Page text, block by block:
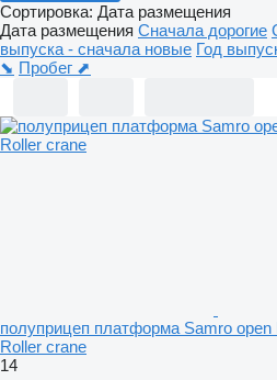
Сортировка: Дата размещения
Дата размещения Сначала дорогие
выпуска - сначала новые Год
⬊ Пробег ⬈
полуприцеп платформа Samro open
Roller crane
14